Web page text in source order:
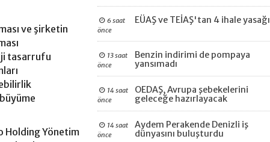
ve şirketin
tasarrufu
Holding Yönetim
6 saat
önce
EÜAŞ ve TEİAŞ'tan 4 ihale yasağı
13 saat
önce
Benzin indirimi de pompaya
yansımadı
14 saat
önce
OEDAŞ, Avrupa şebekelerini
geleceğe hazırlayacak
14 saat
önce
Aydem Perakende Denizli iş
dünyasını buluşturdu